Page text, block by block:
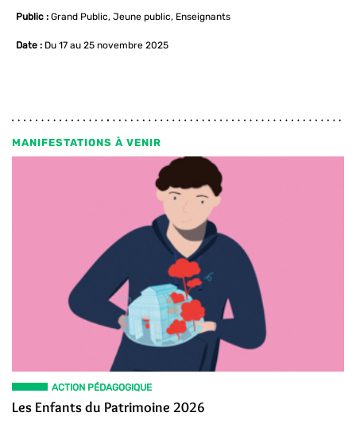
Public : Grand Public, Jeune public, Enseignants
Date : Du 17 au 25 novembre 2025
MANIFESTATIONS À VENIR
ACTION PÉDAGOGIQUE
Les Enfants du Patrimoine 2026